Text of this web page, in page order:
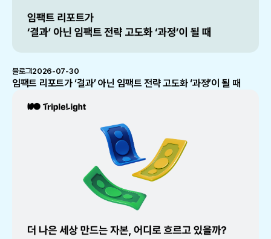
블로그2026-07-30
임팩트 리포트가 ‘결과’ 아닌 임팩트 전략 고도화 ‘과정’이 될 때